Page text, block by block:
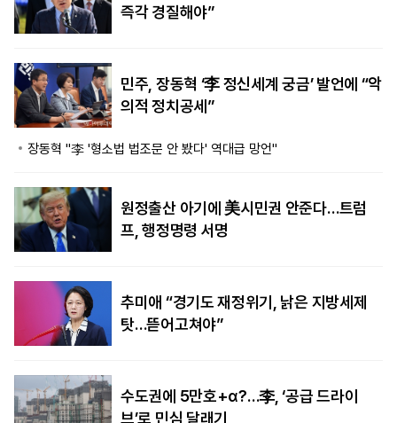
즉각 경질해야”
민주, 장동혁 ‘李 정신세계 궁금’ 발언에 “악
의적 정치공세”
장동혁 "李 '형소법 법조문 안 봤다' 역대급 망언"
원정출산 아기에 美시민권 안준다…트럼
프, 행정명령 서명
추미애 “경기도 재정위기, 낡은 지방세제
탓…뜯어고쳐야”
수도권에 5만호+α?…李, ‘공급 드라이
브’로 민심 달래기